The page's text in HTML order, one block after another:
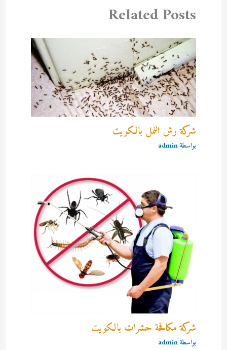
Related Posts
شركة رش النمل بالكويت
بواسطةadmin
شركة مكافحة حشرات بالكويت
بواسطةadmin